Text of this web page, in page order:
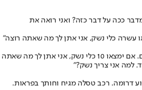
ככה על דבר כזה? ואני רואה את
עבד מרצין. "הנה, קח מה אני אומר רשמית בעיתון: אני מוכן לבוא עם המשטרה ולעבור בתראבין בית־בית. שיסרקו את הבית. שיביאו מצלמות של הצבא. שיביאו כלבים - אני איתם. אם ימצאו 10 כלי נשק, אני אתן לך מה שאתה
דרומה. רכב טסלה מגיח וחותך בפראות.